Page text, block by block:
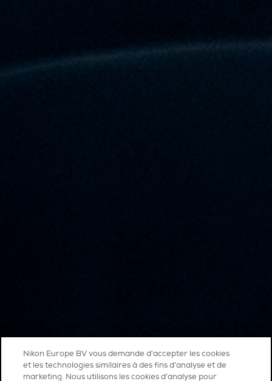
Nikon Europe BV vous demande d'accepter les cookies
et les technologies similaires à des fins d'analyse et de
marketing. Nous utilisons les cookies d’analyse pour